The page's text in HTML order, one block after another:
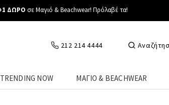
Άμεση Παράδοση σε 1-3 ημέρες με
212 214 4444
TRENDING NOW ΜΑΓΙΟ & BEACHWEAR